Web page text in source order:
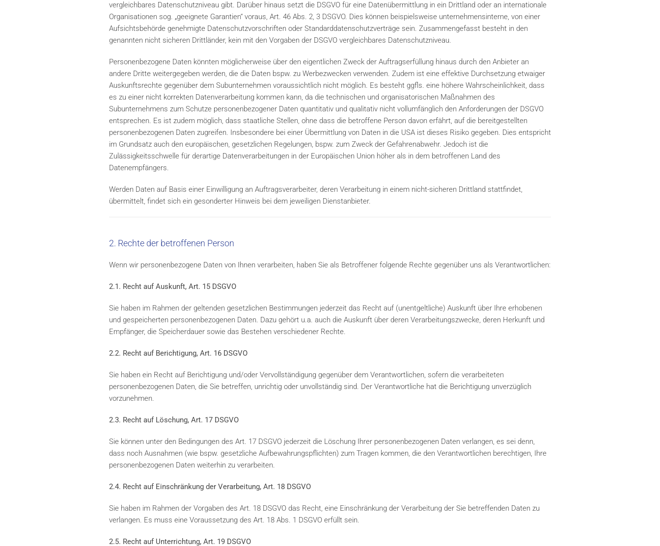
vergleichbares Datenschutzniveau gibt. Darüber hinaus setzt die DSGVO für eine Datenübermittlung in ein Drittland oder an internationale
Organisationen sog. „geeignete Garantien“ voraus, Art. 46 Abs. 2, 3 DSGVO. Dies können beispielsweise unternehmensinterne, von einer
Aufsichtsbehörde genehmigte Datenschutzvorschriften oder Standarddatenschutzverträge sein. Zusammengefasst besteht in den
genannten nicht sicheren Drittländer, kein mit den Vorgaben der DSGVO vergleichbares Datenschutzniveau.
Personenbezogene Daten könnten möglicherweise über den eigentlichen Zweck der Auftragserfüllung hinaus durch den Anbieter an
andere Dritte weitergegeben werden, die die Daten bspw. zu Werbezwecken verwenden. Zudem ist eine effektive Durchsetzung etwaiger
Auskunftsrechte gegenüber dem Subunternehmen voraussichtlich nicht möglich. Es besteht ggfls. eine höhere Wahrscheinlichkeit, dass
es zu einer nicht korrekten Datenverarbeitung kommen kann, da die technischen und organisatorischen Maßnahmen des
Subunternehmens zum Schutze personenbezogener Daten quantitativ und qualitativ nicht vollumfänglich den Anforderungen der DSGVO
entsprechen. Es ist zudem möglich, dass staatliche Stellen, ohne dass die betroffene Person davon erfährt, auf die bereitgestellten
personenbezogenen Daten zugreifen. Insbesondere bei einer Übermittlung von Daten in die USA ist dieses Risiko gegeben. Dies entspricht
im Grundsatz auch den europäischen, gesetzlichen Regelungen, bspw. zum Zweck der Gefahrenabwehr. Jedoch ist die
Zulässigkeitsschwelle für derartige Datenverarbeitungen in der Europäischen Union höher als in dem betroffenen Land des
Datenempfängers.
Werden Daten auf Basis einer Einwilligung an Auftragsverarbeiter, deren Verarbeitung in einem nicht-sicheren Drittland stattfindet,
übermittelt, findet sich ein gesonderter Hinweis bei dem jeweiligen Dienstanbieter.
2. Rechte der betroffenen Person
Wenn wir personenbezogene Daten von Ihnen verarbeiten, haben Sie als Betroffener folgende Rechte gegenüber uns als Verantwortlichen:
2.1. Recht auf Auskunft, Art. 15 DSGVO
Sie haben im Rahmen der geltenden gesetzlichen Bestimmungen jederzeit das Recht auf (unentgeltliche) Auskunft über Ihre erhobenen
und gespeicherten personenbezogenen Daten. Dazu gehört u.a. auch die Auskunft über deren Verarbeitungszwecke, deren Herkunft und
Empfänger, die Speicherdauer sowie das Bestehen verschiedener Rechte.
2.2. Recht auf Berichtigung, Art. 16 DSGVO
Sie haben ein Recht auf Berichtigung und/oder Vervollständigung gegenüber dem Verantwortlichen, sofern die verarbeiteten
personenbezogenen Daten, die Sie betreffen, unrichtig oder unvollständig sind. Der Verantwortliche hat die Berichtigung unverzüglich
vorzunehmen.
2.3. Recht auf Löschung, Art. 17 DSGVO
Sie können unter den Bedingungen des Art. 17 DSGVO jederzeit die Löschung Ihrer personenbezogenen Daten verlangen, es sei denn,
dass noch Ausnahmen (wie bspw. gesetzliche Aufbewahrungspflichten) zum Tragen kommen, die den Verantwortlichen berechtigen, Ihre
personenbezogenen Daten weiterhin zu verarbeiten.
2.4. Recht auf Einschränkung der Verarbeitung, Art. 18 DSGVO
Sie haben im Rahmen der Vorgaben des Art. 18 DSGVO das Recht, eine Einschränkung der Verarbeitung der Sie betreffenden Daten zu
verlangen. Es muss eine Voraussetzung des Art. 18 Abs. 1 DSGVO erfüllt sein.
2.5. Recht auf Unterrichtung, Art. 19 DSGVO